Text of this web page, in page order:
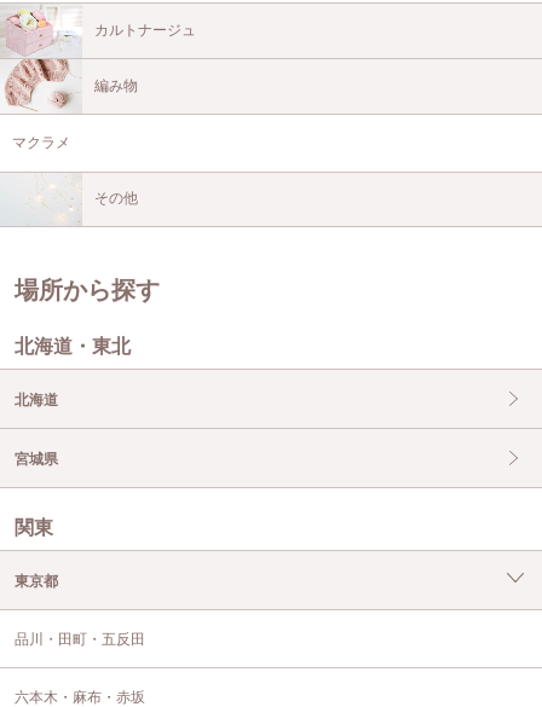
カルトナージュ
編み物
マクラメ
その他
場所から探す
北海道・東北
北海道
宮城県
関東
東京都
品川・田町・五反田
六本木・麻布・赤坂